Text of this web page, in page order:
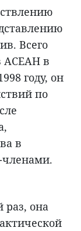
Всего
АСЕАН в
году, он
по
в
членами.
раз, она